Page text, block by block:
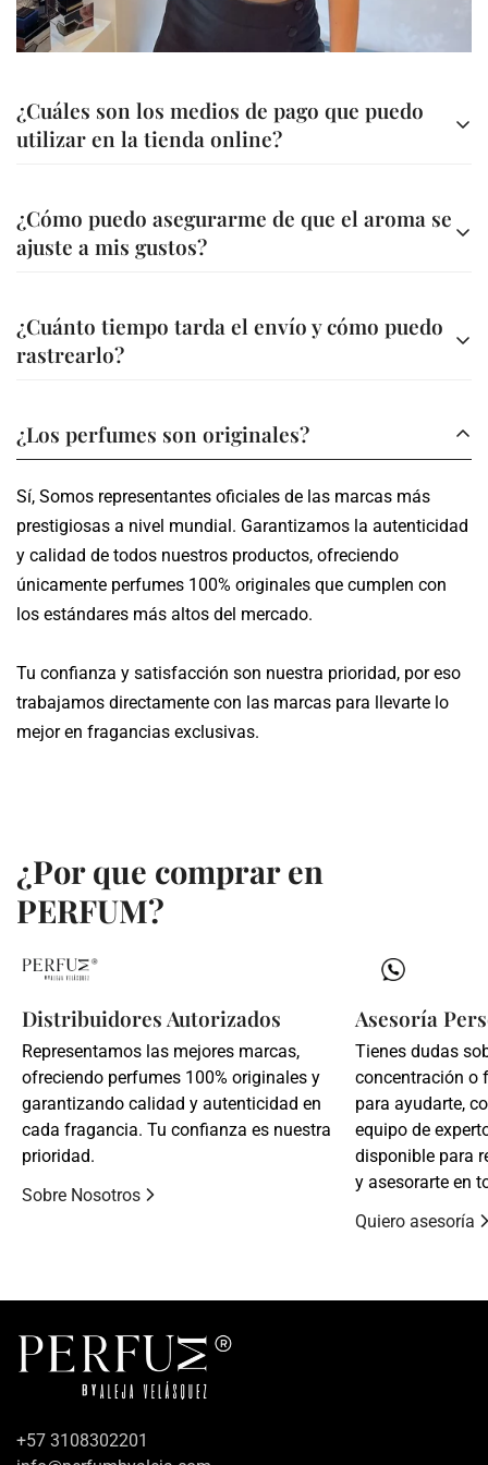
¿Cuáles son los medios de pago que puedo
utilizar en la tienda online?
comodidad
Credishop)
¿Cómo puedo asegurarme de que el aroma se
ajuste a mis gustos?
la fragancia ideal. Además, en la descripción de cada
perfume encontrarás información detallada sobre sus
¿Cuánto tiempo tarda el envío y cómo puedo
rastrearlo?
dependiendo de tu ubicación.
Te proporcionamos un número de seguimiento para que
puedas monitorear el estado de tu pedido en tiempo real.
¿Los perfumes son originales?
Sí, Somos representantes oficiales de las marcas más
prestigiosas a nivel mundial. Garantizamos la autenticidad
y calidad de todos nuestros productos, ofreciendo
únicamente perfumes 100% originales que cumplen con
los estándares más altos del mercado.
Tu confianza y satisfacción son nuestra prioridad, por eso
trabajamos directamente con las marcas para llevarte lo
mejor en fragancias exclusivas.
¿Por que comprar en
PERFUM?
Distribuidores Autorizados
Representamos las mejores marcas,
ofreciendo perfumes 100% originales y
garantizando calidad y autenticidad en
cada fragancia. Tu confianza es nuestra
prioridad.
Sobre Nosotros
Asesoría
Tienes dudas
concentración o
para ayudarte,
equipo de
disponible para
y asesorarte en
Quiero asesoría
+57 3108302201